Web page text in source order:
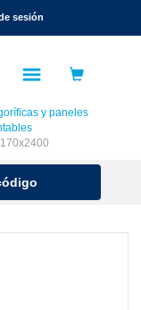
sesión
y paneles